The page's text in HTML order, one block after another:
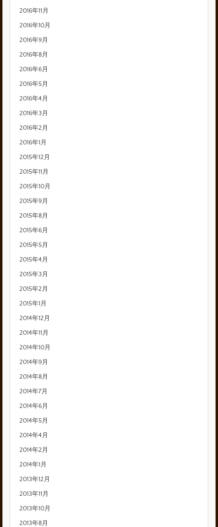
2016年11月
2016年10月
2016年9月
2016年8月
2016年6月
2016年5月
2016年4月
2016年3月
2016年2月
2016年1月
2015年12月
2015年11月
2015年10月
2015年9月
2015年8月
2015年6月
2015年5月
2015年4月
2015年3月
2015年2月
2015年1月
2014年12月
2014年11月
2014年10月
2014年9月
2014年8月
2014年7月
2014年6月
2014年5月
2014年4月
2014年2月
2014年1月
2013年12月
2013年11月
2013年10月
2013年8月